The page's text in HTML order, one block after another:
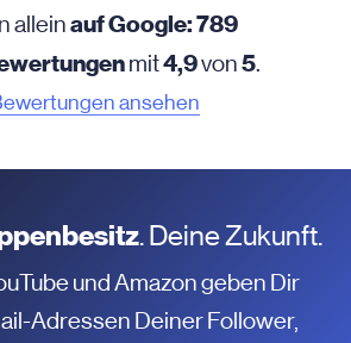
alleinauf Google: 789
mit4,9von5.
ansehen
. Deine Zukunft.
und Amazon geben Dir
Adressen Deiner Follower,